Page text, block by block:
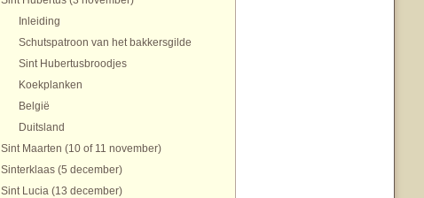
Inleiding
Schutspatroon van het bakkersgilde
Sint Hubertusbroodjes
Koekplanken
België
Duitsland
Sint Maarten (10 of 11 november)
Sinterklaas (5 december)
Sint Lucia (13 december)